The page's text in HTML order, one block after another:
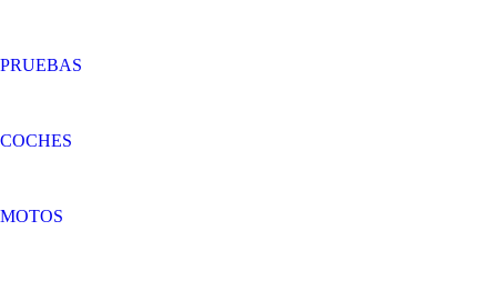
PRUEBAS
COCHES
MOTOS